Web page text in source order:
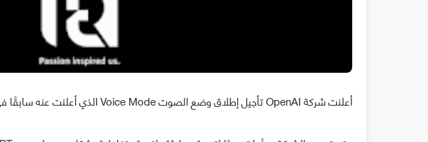
أعلنت شركة OpenAI تأجيل إطلاق وضع الصوت Voice Mode الذي أعلنت عنه سابقًا في "حدث الربيع" في شهر مايو الماضي.